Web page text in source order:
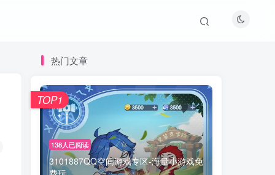
热门文章
138人已阅读
3101887QQ空间游戏专区-海量小游戏免
TOP1
138人已阅读
3101887QQ空间游戏专区-海量小游戏免
TOP1